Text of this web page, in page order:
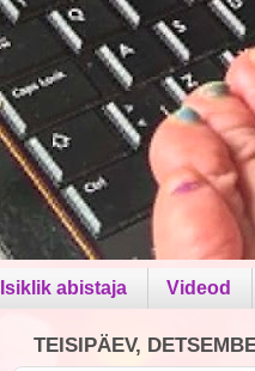
Isiklik abistaja Videod
TEISIPÄEV,